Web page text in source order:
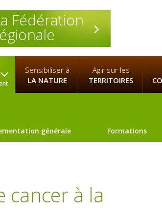
Fédération
Sensibiliser à
LA NATURE
Agir sur les
TERRITOIRES
générale Formations
à la